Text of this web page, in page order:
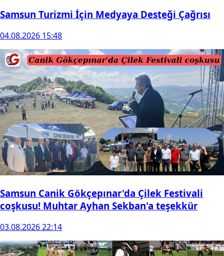
Samsun Turizmi İçin Medyaya Desteği Çağrısı
04.08.2026 15:48
Samsun Canik Gökçepınar'da Çilek Festivali
coşkusu! Muhtar Ayhan Sekban'a teşekkür
03.08.2026 22:14